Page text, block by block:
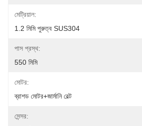
মেট্রিয়াল:
1.2 মিমি পুরুত্ব SUS304
পাস প্রস্থ:
550 মিমি
মোটর:
ব্রাশড মোটর+জার্মানি বেল্ট
সেন্সর: